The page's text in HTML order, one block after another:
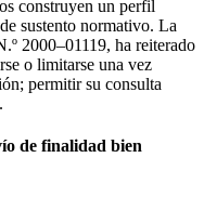
construyen un perfil
sustento normativo. La
2000–01119, ha reiterado
o limitarse una vez
permitir su consulta
de finalidad bien